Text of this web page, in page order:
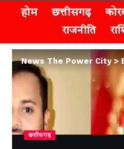
होम छत्तीसगढ़
राजनीति
News The Power City>
छत्तीसगढ़